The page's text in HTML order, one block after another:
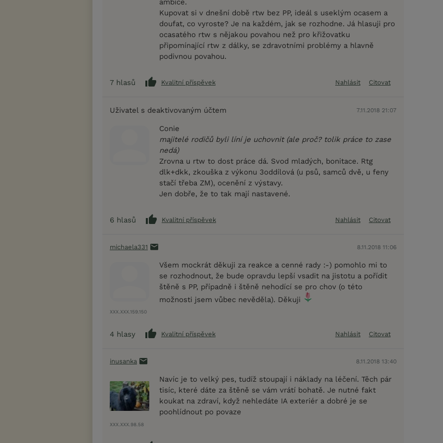
Kupovat si v dnešní době rtw bez PP, ideál s useklým ocasem a
doufat, co vyroste? Je na každém, jak se rozhodne. Já hlasuji pro
ocasatého rtw s nějakou povahou než pro křižovatku
připomínající rtw z dálky, se zdravotními problémy a hlavně
podivnou povahou.
7 hlasů Kvalitní příspěvek Nahlásit Citovat
Uživatel s deaktivovaným účtem 7.11.2018 21:07
Conie
majitelé rodičů byli líní je uchovnit (ale proč? tolik práce to zase
nedá)
Zrovna u rtw to dost práce dá. Svod mladých, bonitace. Rtg
dlk+dkk, zkouška z výkonu 3oddílová (u psů, samců dvě, u feny
stačí třeba ZM), ocenění z výstavy.
Jen dobře, že to tak mají nastavené.
6 hlasů Kvalitní příspěvek Nahlásit Citovat
michaela331 8.11.2018 11:06
XXX.XXX.159.150
Všem mockrát děkuji za reakce a cenné rady :-) pomohlo mi to
se rozhodnout, že bude opravdu lepší vsadit na jistotu a pořídit
štěně s PP, případně i štěně nehodící se pro chov (o této
možnosti jsem vůbec nevěděla). Děkuji
4 hlasy Kvalitní příspěvek Nahlásit Citovat
inusanka 8.11.2018 13:40
XXX.XXX.98.58
Navíc je to velký pes, tudíž stoupají i náklady na léčení. Těch pár
tisíc, které dáte za štěně se vám vrátí bohatě. Je nutné fakt
koukat na zdraví, když nehledáte IA exteriér a dobré je se
poohlídnout po povaze